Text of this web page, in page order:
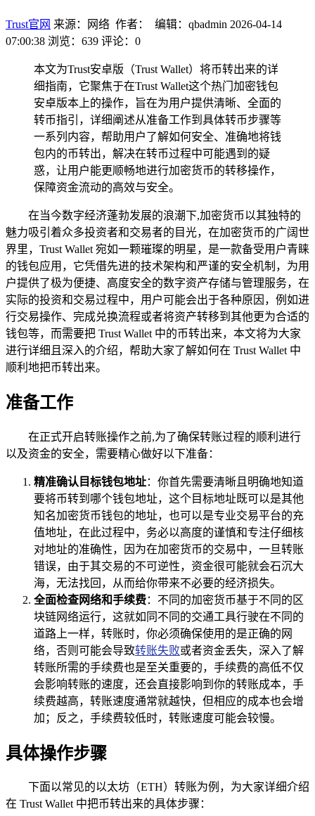
Trust官网 来源：网络 作者： 编辑：qbadmin 2026-04-14
07:00:38 浏览：639 评论：0
本文为Trust安卓版（Trust Wallet）将币转出来的详
细指南，它聚焦于在Trust Wallet这个热门加密钱包
安卓版本上的操作，旨在为用户提供清晰、全面的
转币指引，详细阐述从准备工作到具体转币步骤等
一系列内容，帮助用户了解如何安全、准确地将钱
包内的币转出，解决在转币过程中可能遇到的疑
惑，让用户能更顺畅地进行加密货币的转移操作，
保障资金流动的高效与安全。
在当今数字经济蓬勃发展的浪潮下,加密货币以其独特的
魅力吸引着众多投资者和交易者的目光，在加密货币的广阔世
界里，Trust Wallet 宛如一颗璀璨的明星，是一款备受用户青睐
的钱包应用，它凭借先进的技术架构和严谨的安全机制，为用
户提供了极为便捷、高度安全的数字资产存储与管理服务，在
实际的投资和交易过程中，用户可能会出于各种原因，例如进
行交易操作、完成兑换流程或者将资产转移到其他更为合适的
钱包等，而需要把 Trust Wallet 中的币转出来，本文将为大家
进行详细且深入的介绍，帮助大家了解如何在 Trust Wallet 中
顺利地把币转出来。
准备工作
在正式开启转账操作之前,为了确保转账过程的顺利进行
以及资金的安全，需要精心做好以下准备：
精准确认目标钱包地址：你首先需要清晰且明确地知道
要将币转到哪个钱包地址，这个目标地址既可以是其他
知名加密货币钱包的地址，也可以是专业交易平台的充
值地址，在此过程中，务必以高度的谨慎和专注仔细核
对地址的准确性，因为在加密货币的交易中，一旦转账
错误，由于其交易的不可逆性，资金很可能就会石沉大
海，无法找回，从而给你带来不必要的经济损失。
全面检查网络和手续费：不同的加密货币基于不同的区
块链网络运行，这就如同不同的交通工具行驶在不同的
道路上一样，转账时，你必须确保使用的是正确的网
络，否则可能会导致转账失败或者资金丢失，深入了解
转账所需的手续费也是至关重要的，手续费的高低不仅
会影响转账的速度，还会直接影响到你的转账成本，手
续费越高，转账速度通常就越快，但相应的成本也会增
加；反之，手续费较低时，转账速度可能会较慢。
具体操作步骤
下面以常见的以太坊（ETH）转账为例，为大家详细介绍
在 Trust Wallet 中把币转出来的具体步骤：